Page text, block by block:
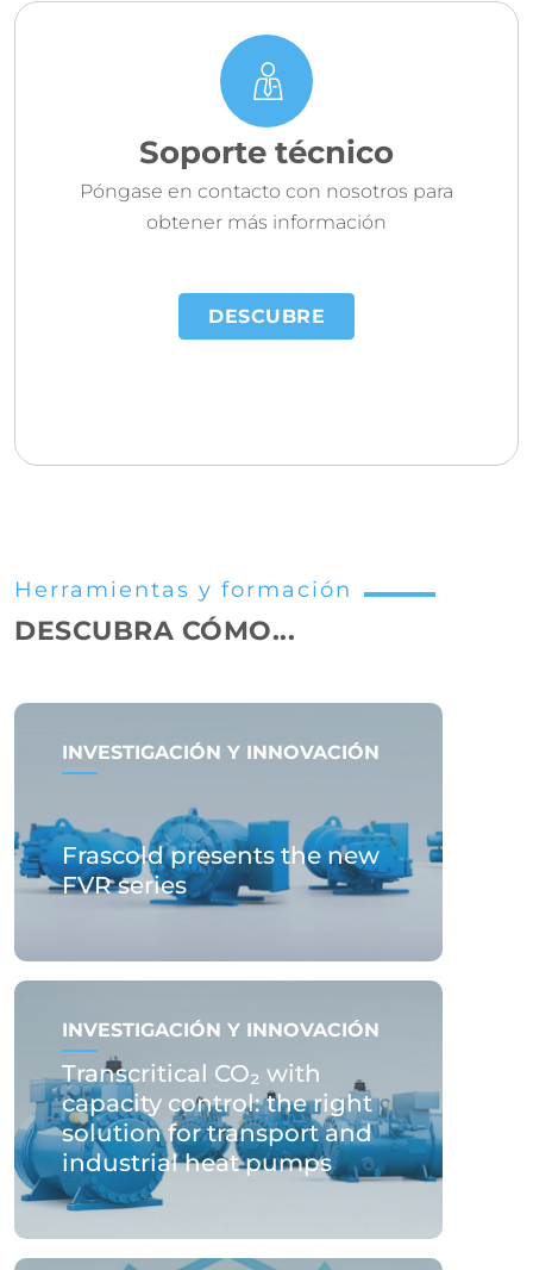
Soporte técnico
Póngase en contacto con nosotros para
obtener más información
DESCUBRE
Herramientas y formación
DESCUBRA CÓMO...
INVESTIGACIÓN Y INNOVACIÓN
Frascold presents the new
FVR series
INVESTIGACIÓN Y INNOVACIÓN
Transcritical CO₂ with
capacity control: the right
solution for transport and
industrial heat pumps